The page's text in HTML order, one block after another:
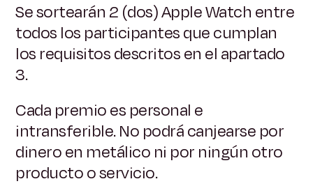
Se sortearán 2 (dos) Apple Watch entre
todos los participantes que cumplan
los requisitos descritos en el apartado
3.
Cada premio es personal e
intransferible. No podrá canjearse por
dinero en metálico ni por ningún otro
producto o servicio.